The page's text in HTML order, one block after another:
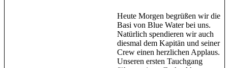
Heute Morgen begrüßen wir die
Basi von Blue Water bei uns.
Natürlich spendieren wir auch
diesmal dem Kapitän und seiner
Crew einen herzlichen Applaus.
Unseren ersten Tauchgang